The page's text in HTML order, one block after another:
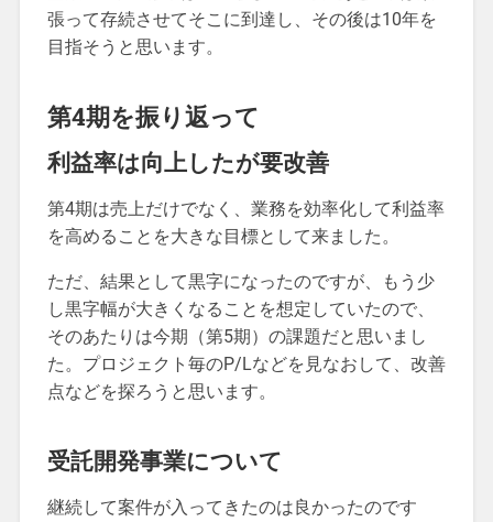
張って存続させてそこに到達し、その後は10年を
目指そうと思います。
第4期を振り返って
利益率は向上したが要改善
第4期は売上だけでなく、業務を効率化して利益率
を高めることを大きな目標として来ました。
ただ、結果として黒字になったのですが、もう少
し黒字幅が大きくなることを想定していたので、
そのあたりは今期（第5期）の課題だと思いまし
た。プロジェクト毎のP/Lなどを見なおして、改善
点などを探ろうと思います。
受託開発事業について
継続して案件が入ってきたのは良かったのです